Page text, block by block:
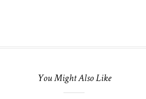
You Might Also Like